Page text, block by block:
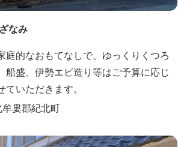
なみ
庭的なおもてなしで、ゆっくりくつろ
船盛、伊勢エビ造り等はご予算に応じ
ていただきます。
牟婁郡紀北町